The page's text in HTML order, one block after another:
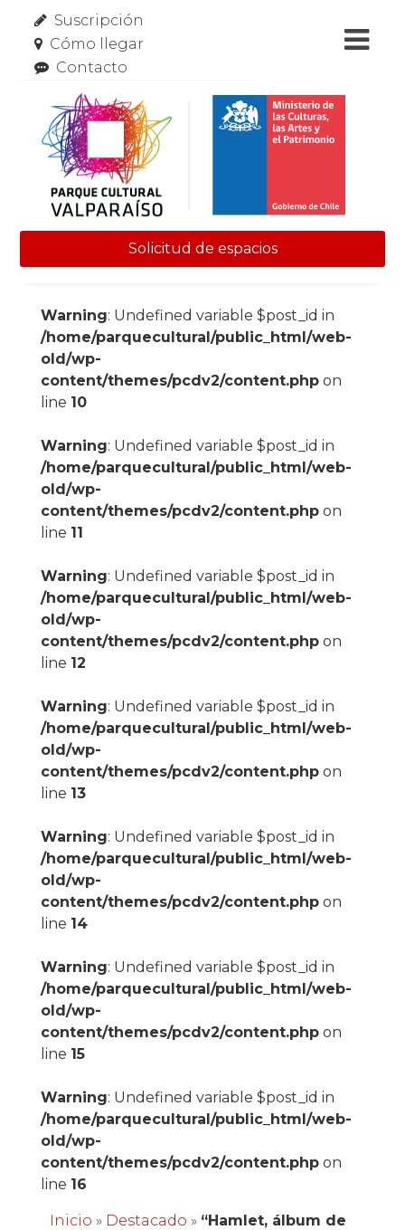
Suscripción
Cómo llegar
Contacto
Solicitud de espacios
Warning: Undefined variable $post_id in
/home/parquecultural/public_html/web-
old/wp-
content/themes/pcdv2/content.phpon
line 10
Warning: Undefined variable $post_id in
/home/parquecultural/public_html/web-
old/wp-
content/themes/pcdv2/content.phpon
line 11
Warning: Undefined variable $post_id in
/home/parquecultural/public_html/web-
old/wp-
content/themes/pcdv2/content.phpon
line 12
Warning: Undefined variable $post_id in
/home/parquecultural/public_html/web-
old/wp-
content/themes/pcdv2/content.phpon
line 13
Warning: Undefined variable $post_id in
/home/parquecultural/public_html/web-
old/wp-
content/themes/pcdv2/content.phpon
line 14
Warning: Undefined variable $post_id in
/home/parquecultural/public_html/web-
old/wp-
content/themes/pcdv2/content.phpon
line 15
Warning: Undefined variable $post_id in
/home/parquecultural/public_html/web-
old/wp-
content/themes/pcdv2/content.phpon
line 16
Inicio » Destacado » “Hamlet, álbum de